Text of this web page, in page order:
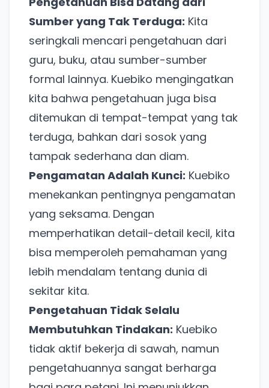
Sumber yang Tak Terduga: Kita
seringkali mencari pengetahuan dari
guru, buku, atau sumber-sumber
formal lainnya. Kuebiko mengingatkan
kita bahwa pengetahuan juga bisa
ditemukan di tempat-tempat yang tak
terduga, bahkan dari sosok yang
tampak sederhana dan diam.
Pengamatan Adalah Kunci: Kuebiko
menekankan pentingnya pengamatan
yang seksama. Dengan
memperhatikan detail-detail kecil, kita
bisa memperoleh pemahaman yang
lebih mendalam tentang dunia di
sekitar kita.
Pengetahuan Tidak Selalu
Membutuhkan Tindakan: Kuebiko
tidak aktif bekerja di sawah, namun
pengetahuannya sangat berharga